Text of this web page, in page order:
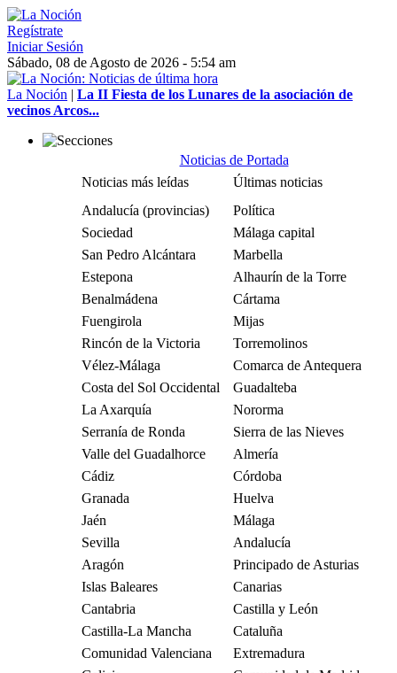
Regístrate
Iniciar Sesión
Sábado, 08 de Agosto de 2026 - 5:54 am
La Noción | La II Fiesta de los Lunares de la asociación de
vecinos Arcos...
Noticias de Portada
Noticias más leídas
Últimas noticias
Andalucía (provincias)
Política
Sociedad
Málaga capital
San Pedro Alcántara
Marbella
Estepona
Alhaurín de la Torre
Benalmádena
Cártama
Fuengirola
Mijas
Rincón de la Victoria
Torremolinos
Vélez-Málaga
Comarca de Antequera
Costa del Sol Occidental
Guadalteba
La Axarquía
Nororma
Serranía de Ronda
Sierra de las Nieves
Valle del Guadalhorce
Almería
Cádiz
Córdoba
Granada
Huelva
Jaén
Málaga
Sevilla
Andalucía
Aragón
Principado de Asturias
Islas Baleares
Canarias
Cantabria
Castilla y León
Castilla-La Mancha
Cataluña
Comunidad Valenciana
Extremadura